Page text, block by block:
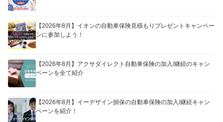
【2026年8月】イオンの自動車保険見積もりプレゼントキャンペー
ンに参加しよう！
【2026年8月】アクサダイレクト自動車保険の加入/継続のキャン
ペーンを全て紹介
【2026年8月】イーデザイン損保の自動車保険の加入/継続キャン
ペーンを紹介！